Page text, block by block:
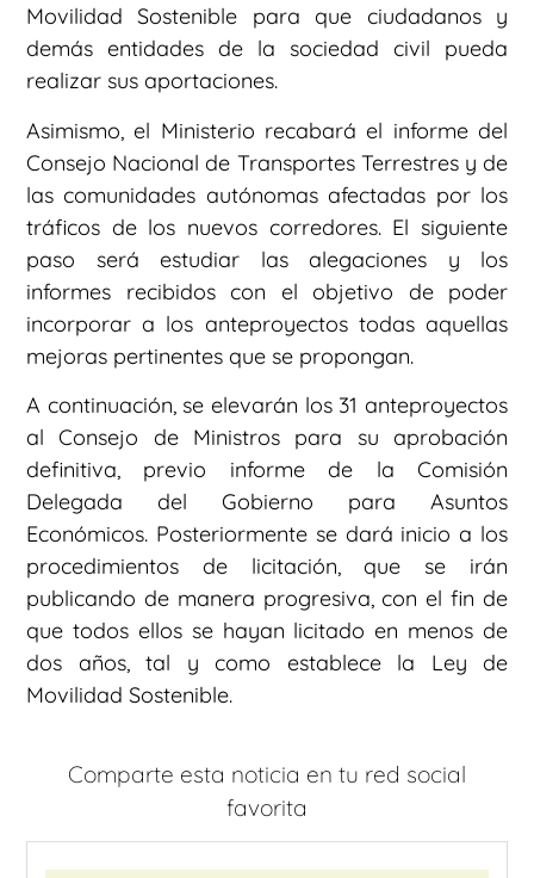
Movilidad Sostenible para que ciudadanos y
demás entidades de la sociedad civil pueda
realizar sus aportaciones.
Asimismo, el Ministerio recabará el informe del
Consejo Nacional de Transportes Terrestres y de
las comunidades autónomas afectadas por los
tráficos de los nuevos corredores. El siguiente
paso será estudiar las alegaciones y los
informes recibidos con el objetivo de poder
incorporar a los anteproyectos todas aquellas
mejoras pertinentes que se propongan.
A continuación, se elevarán los 31 anteproyectos
al Consejo de Ministros para su aprobación
definitiva, previo informe de la Comisión
Delegada del Gobierno para Asuntos
Económicos. Posteriormente se dará inicio a los
procedimientos de licitación, que se irán
publicando de manera progresiva, con el fin de
que todos ellos se hayan licitado en menos de
dos años, tal y como establece la Ley de
Movilidad Sostenible.
Comparte esta noticia en tu red social
favorita